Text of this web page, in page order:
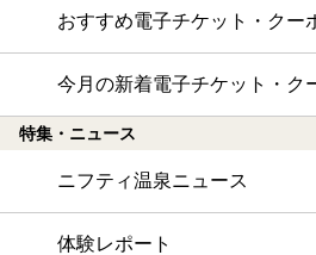
おすすめ電子チケット・クー
今月の新着電子チケット・ク
特集・ニュース
ニフティ温泉ニュース
体験レポート